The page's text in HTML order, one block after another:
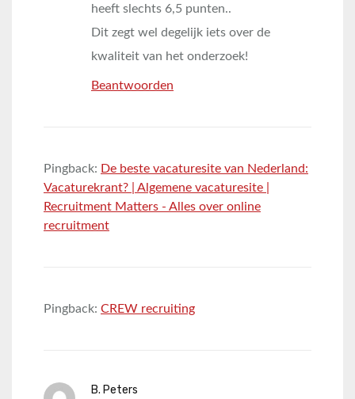
heeft slechts 6,5 punten..
Dit zegt wel degelijk iets over de
kwaliteit van het onderzoek!
Beantwoorden
Pingback: De beste vacaturesite van Nederland:
Vacaturekrant? | Algemene vacaturesite |
Recruitment Matters - Alles over online
recruitment
Pingback: CREW recruiting
B. Peters